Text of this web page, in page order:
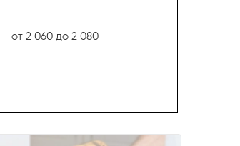
от 2 060 до 2 080